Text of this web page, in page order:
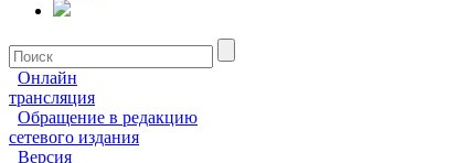
Онлайн
трансляция
Обращение в редакцию
сетевого издания
Версия